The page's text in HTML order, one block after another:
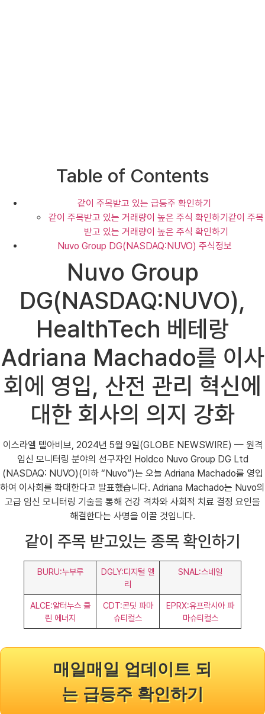
Table of Contents
같이 주목받고 있는 급등주 확인하기
같이 주목받고 있는 거래량이 높은 주식 확인하기같이 주목
받고 있는 거래량이 높은 주식 확인하기
Nuvo Group DG(NASDAQ:NUVO) 주식정보
Nuvo Group
DG(NASDAQ:NUVO),
HealthTech 베테랑
Adriana Machado를 이사
회에 영입, 산전 관리 혁신에
대한 회사의 의지 강화
이스라엘 텔아비브, 2024년 5월 9일(GLOBE NEWSWIRE) — 원격
임신 모니터링 분야의 선구자인 Holdco Nuvo Group DG Ltd
(NASDAQ: NUVO)(이하 “Nuvo”)는 오늘 Adriana Machado를 영입
하여 이사회를 확대한다고 발표했습니다. Adriana Machado는 Nuvo의
고급 임신 모니터링 기술을 통해 건강 격차와 사회적 치료 결정 요인을
해결한다는 사명을 이끌 것입니다.
같이 주목 받고있는 종목 확인하기
BURU:누부루
DGLY:디지털 엘
리
SNAL:스네일
ALCE:알터누스 클
린 에너지
CDT:콘딧 파마
슈티컬스
EPRX:유프락시아 파
마슈티컬스
매일매일 업데이트 되
는 급등주 확인하기